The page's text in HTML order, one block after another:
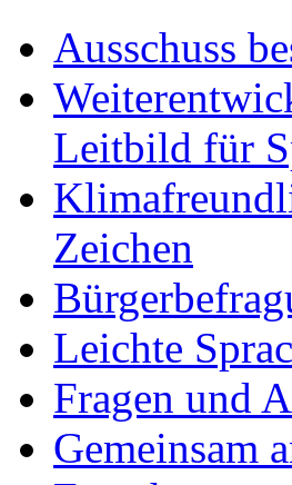
Ausschuss
Leitbild für
Zeichen
Leichte
Fragen und
Gemeinsam